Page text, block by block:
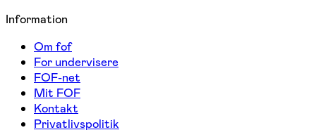
Information
Om fof
For undervisere
FOF-net
Mit FOF
Kontakt
Privatlivspolitik